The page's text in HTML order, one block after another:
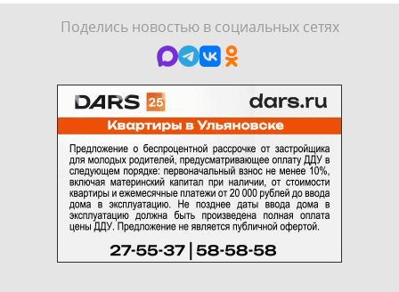
Поделись новостью в социальных сетях